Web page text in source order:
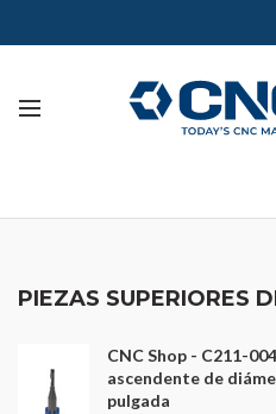
PIEZAS SUPERIORES
CNC Shop - C211-
ascendente de
pulgada